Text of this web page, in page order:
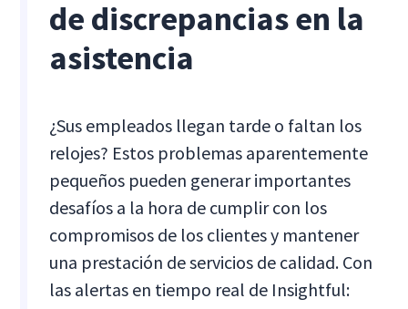
de discrepancias en la
asistencia
¿Sus empleados llegan tarde o faltan los
relojes? Estos problemas aparentemente
pequeños pueden generar importantes
desafíos a la hora de cumplir con los
compromisos de los clientes y mantener
una prestación de servicios de calidad. Con
las alertas en tiempo real de Insightful: